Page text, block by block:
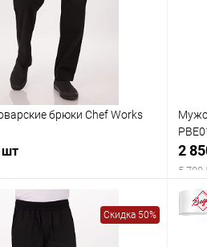
брюки Chef Works
2
5 700
Скидка 50%